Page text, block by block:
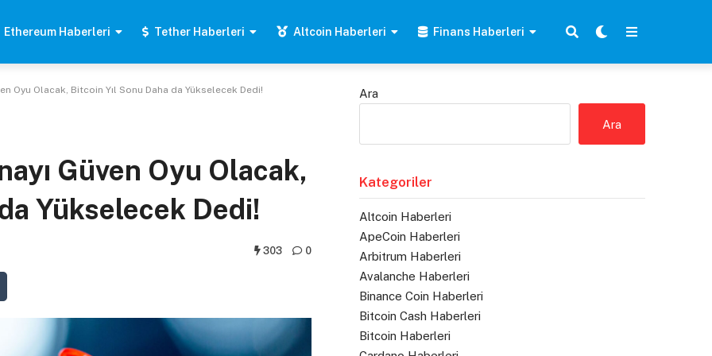
Ethereum Haberleri Tether Haberleri Altcoin Haberleri Finans Haberleri
Oyu Olacak, Bitcoin Yıl Sonu Daha da Yükselecek Dedi!
Güven Oyu Olacak,
Yükselecek Dedi!
303 0
Ara
Ara
Kategoriler
Altcoin Haberleri
ApeCoin Haberleri
Arbitrum Haberleri
Avalanche Haberleri
Binance Coin Haberleri
Bitcoin Cash Haberleri
Bitcoin Haberleri